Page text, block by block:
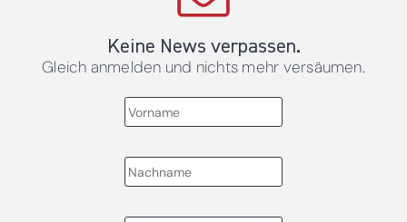
Keine News verpassen.
Gleich anmelden und nichts mehr versäumen.